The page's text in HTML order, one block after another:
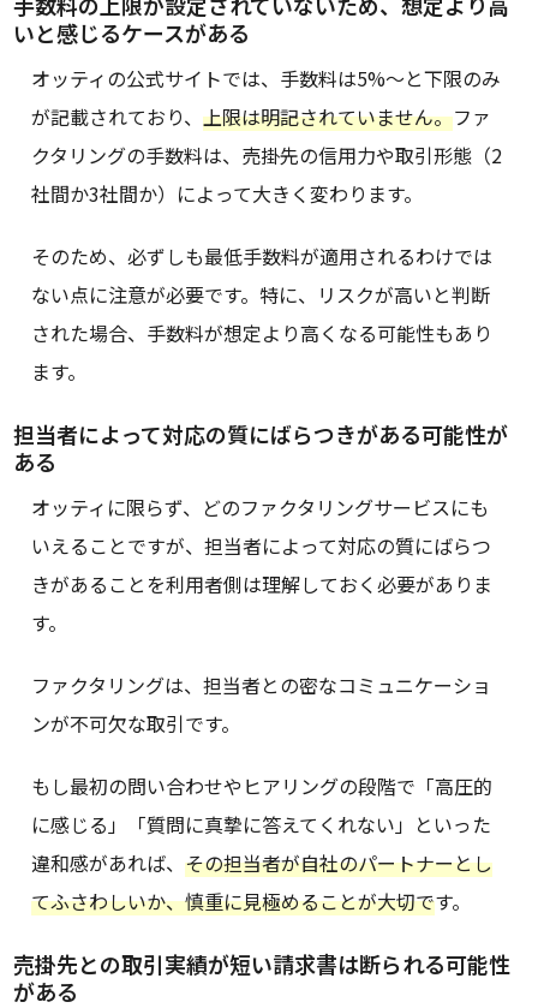
いと感じるケースがある
オッティの公式サイトでは、手数料は5%〜と下限のみ
が記載されており、上限は明記されていません。ファ
クタリングの手数料は、売掛先の信用力や取引形態（2
社間か3社間か）によって大きく変わります。
そのため、必ずしも最低手数料が適用されるわけでは
ない点に注意が必要です。特に、リスクが高いと判断
された場合、手数料が想定より高くなる可能性もあり
ます。
担当者によって対応の質にばらつきがある可能性が
ある
オッティに限らず、どのファクタリングサービスにも
いえることですが、担当者によって対応の質にばらつ
きがあることを利用者側は理解しておく必要がありま
す。
ファクタリングは、担当者との密なコミュニケーショ
ンが不可欠な取引です。
もし最初の問い合わせやヒアリングの段階で「高圧的
に感じる」「質問に真摯に答えてくれない」といった
違和感があれば、その担当者が自社のパートナーとし
てふさわしいか、慎重に見極めることが大切です。
売掛先との取引実績が短い請求書は断られる可能性
がある